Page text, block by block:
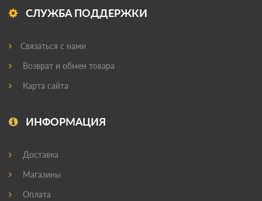
СЛУЖБА ПОДДЕРЖКИ
Связаться с нами
Возврат и обмен товара
Карта сайта
ИНФОРМАЦИЯ
Доставка
Магазины
Оплата